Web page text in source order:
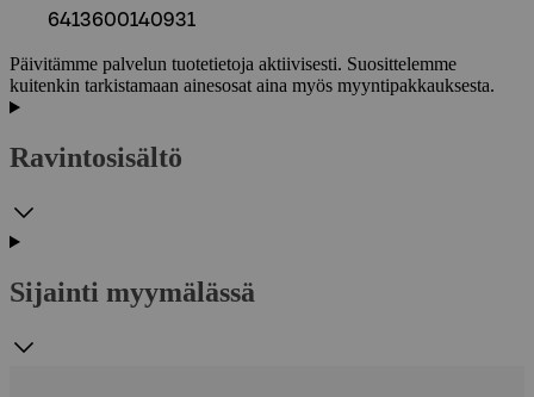
6413600140931
Päivitämme palvelun tuotetietoja aktiivisesti. Suosittelemme
kuitenkin tarkistamaan ainesosat aina myös myyntipakkauksesta.
Ravintosisältö
Sijainti myymälässä